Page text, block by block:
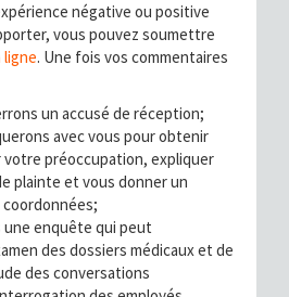
négative ou positive
vous pouvez soumettre
ligne. Une fois vos commentaires
un accusé de réception;
avec vous pour obtenir
votre préoccupation, expliquer
plainte et vous donner un
une enquête qui peut
des dossiers médicaux et de
des conversations